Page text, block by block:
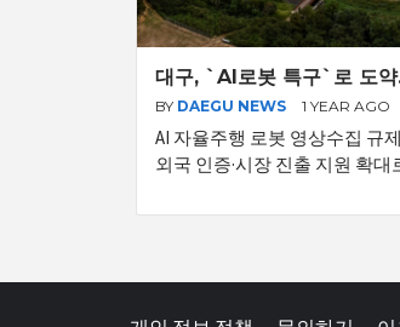
대구, `AI로봇 특구`로 도
BY DAEGU NEWS 1 YEAR AGO
AI 자율주행 로봇 영상수집 규
외국 인증·시장 진출 지원 확